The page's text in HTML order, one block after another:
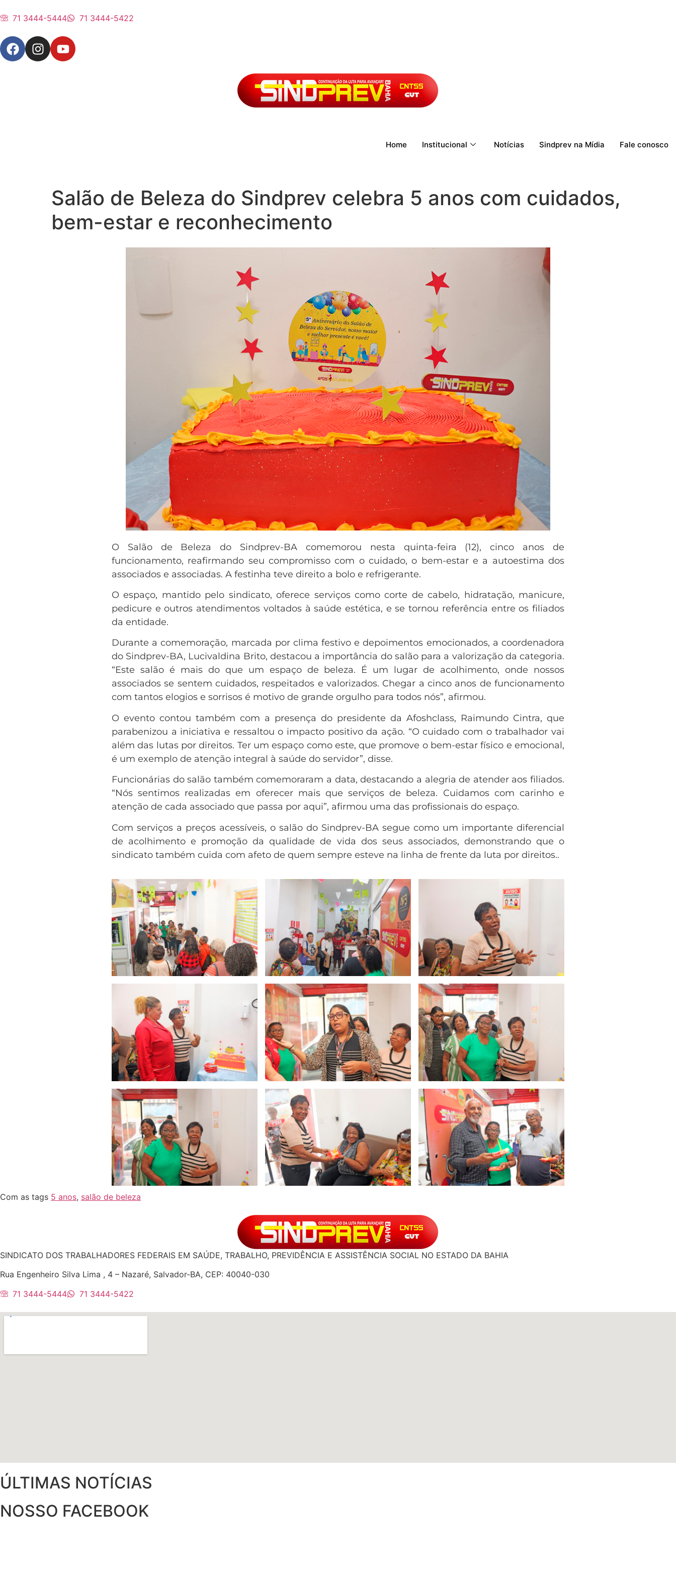
71 3444-5444 71 3444-5422
Home Institucional Notícias Sindprev na Mídia Fale conosco
Salão de Beleza do Sindprev celebra 5 anos com cuidados,
bem-estar e reconhecimento
O Salão de Beleza do Sindprev-BA comemorou nesta quinta-feira (12), cinco anos de
funcionamento, reafirmando seu compromisso com o cuidado, o bem-estar e a autoestima dos
associados e associadas. A festinha teve direito a bolo e refrigerante.
O espaço, mantido pelo sindicato, oferece serviços como corte de cabelo, hidratação, manicure,
pedicure e outros atendimentos voltados à saúde estética, e se tornou referência entre os filiados
da entidade.
Durante a comemoração, marcada por clima festivo e depoimentos emocionados, a coordenadora
do Sindprev-BA, Lucivaldina Brito, destacou a importância do salão para a valorização da categoria.
“Este salão é mais do que um espaço de beleza. É um lugar de acolhimento, onde nossos
associados se sentem cuidados, respeitados e valorizados. Chegar a cinco anos de funcionamento
com tantos elogios e sorrisos é motivo de grande orgulho para todos nós”, afirmou.
O evento contou também com a presença do presidente da Afoshclass, Raimundo Cintra, que
parabenizou a iniciativa e ressaltou o impacto positivo da ação. “O cuidado com o trabalhador vai
além das lutas por direitos. Ter um espaço como este, que promove o bem-estar físico e emocional,
é um exemplo de atenção integral à saúde do servidor”, disse.
Funcionárias do salão também comemoraram a data, destacando a alegria de atender aos filiados.
“Nós sentimos realizadas em oferecer mais que serviços de beleza. Cuidamos com carinho e
atenção de cada associado que passa por aqui”, afirmou uma das profissionais do espaço.
Com serviços a preços acessíveis, o salão do Sindprev-BA segue como um importante diferencial
de acolhimento e promoção da qualidade de vida dos seus associados, demonstrando que o
sindicato também cuida com afeto de quem sempre esteve na linha de frente da luta por direitos..
Com as tags 5 anos, salão de beleza
SINDICATO DOS TRABALHADORES FEDERAIS EM SAÚDE, TRABALHO, PREVIDÊNCIA E ASSISTÊNCIA SOCIAL NO ESTADO DA BAHIA
Rua Engenheiro Silva Lima , 4 – Nazaré, Salvador-BA, CEP: 40040-030
71 3444-5444
71 3444-5422
ÚLTIMAS NOTÍCIAS
NOSSO FACEBOOK